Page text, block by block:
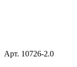
Арт. 10726-2.0